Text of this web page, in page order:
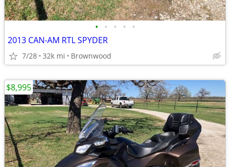
• • • • •
2013 CAN-AM RTL SPYDER
7/28 32k mi Brownwood
$8,995